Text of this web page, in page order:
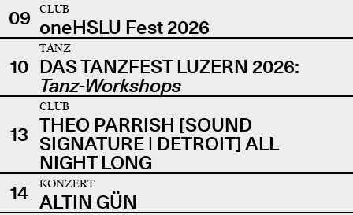
09
CLUB
oneHSLU Fest 2026
10
TANZ
DAS TANZFEST LUZERN 2026:
Tanz-Workshops
13
CLUB
THEO PARRISH [SOUND
SIGNATURE | DETROIT] ALL
NIGHT LONG
14
KONZERT
ALTIN GÜN